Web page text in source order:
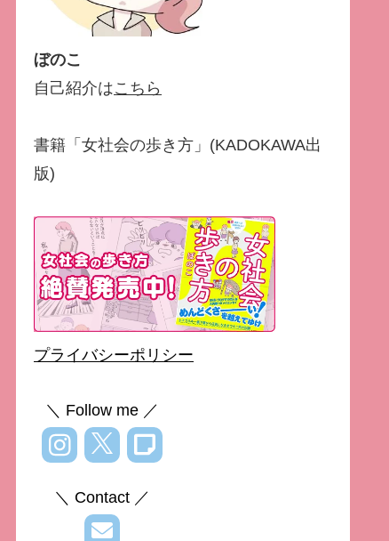
ぼのこ
自己紹介はこちら
書籍「女社会の歩き方」(KADOKAWA出
版)
プライバシーポリシー
＼ Follow me ／
＼ Contact ／